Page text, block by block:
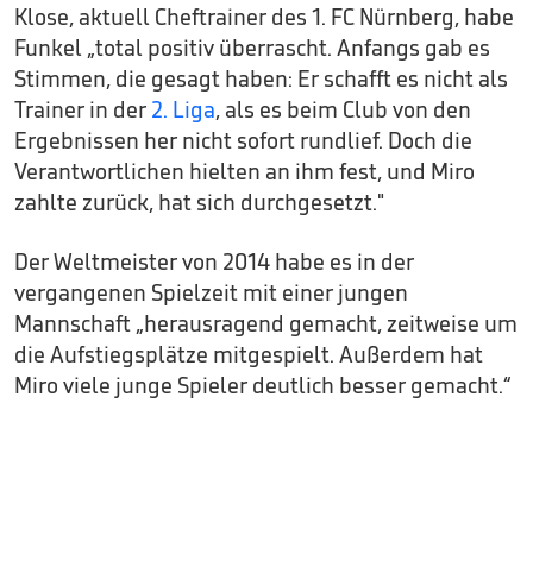
Klose, aktuell Cheftrainer des 1. FC Nürnberg, habe
Funkel „total positiv überrascht. Anfangs gab es
Stimmen, die gesagt haben: Er schafft es nicht als
Trainer in der 2. Liga, als es beim Club von den
Ergebnissen her nicht sofort rundlief. Doch die
Verantwortlichen hielten an ihm fest, und Miro
zahlte zurück, hat sich durchgesetzt."
Der Weltmeister von 2014 habe es in der
vergangenen Spielzeit mit einer jungen
Mannschaft „herausragend gemacht, zeitweise um
die Aufstiegsplätze mitgespielt. Außerdem hat
Miro viele junge Spieler deutlich besser gemacht.“